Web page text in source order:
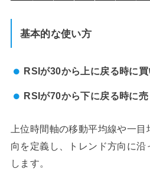
基本的な使い方
RSIが30から上に戻る時に
RSIが70から下に戻る時に
上位時間軸の移動平均線や一
向を定義し、トレンド方向に
します。